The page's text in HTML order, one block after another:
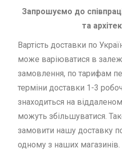
Запрошуємо до
та
Вартість доставки по
може варіюватися в
замовлення, по тарифам
терміни доставки 1-3
знаходиться на
можуть збільшуватися.
замовити нашу доставку по
одному з наших магазинів.